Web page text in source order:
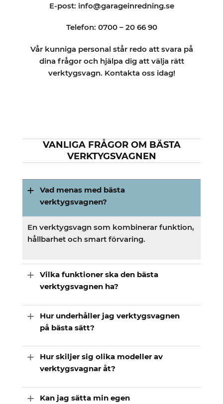
E-post: info@garageinredning.se
Telefon: 0700 – 20 66 90
Vår kunniga personal står redo att svara på
dina frågor och hjälpa dig att välja rätt
verktygsvagn. Kontakta oss idag!
VANLIGA FRÅGOR OM BÄSTA
VERKTYGSVAGNEN
Vad menas med bästa
verktygsvagnen?
En verktygsvagn som kombinerar funktion,
hållbarhet och smart förvaring.
Vilka funktioner ska den bästa
verktygsvagnen ha?
Hur underhåller jag verktygsvagnen
på bästa sätt?
Hur skiljer sig olika modeller av
verktygsvagnar åt?
Kan jag sätta min egen